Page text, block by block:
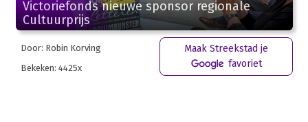
Victoriefonds nieuwe sponsor regionale
Cultuurprijs
Door: Robin Korving
Bekeken: 4425x
Maak Streekstad je
favoriet